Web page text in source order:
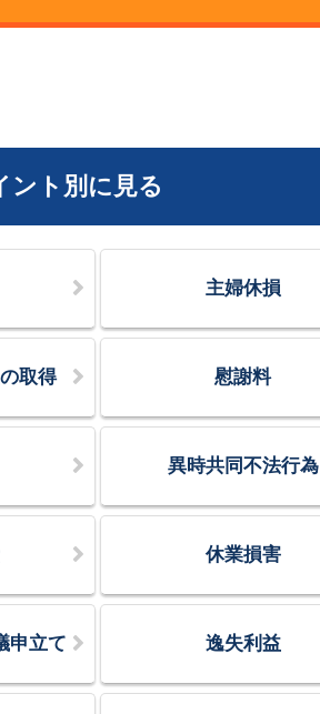
ント別に見る
主婦休損
取得 慰謝料
異時共同不法行為
休業損害
申立て 逸失利益